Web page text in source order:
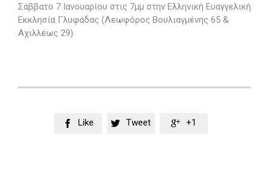
Σάββατο 7 Ιανουαρίου στις 7μμ στην Ελληνική Ευαγγελική
Εκκλησία Γλυφάδας (Λεωφόρος Βουλιαγμένης 65 &
Αχιλλέως 29)
 Like  Tweet  +1